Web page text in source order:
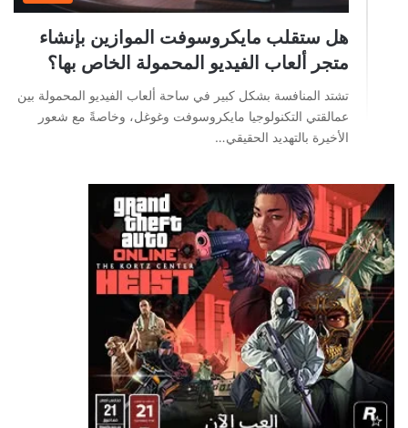
هل ستقلب مايكروسوفت الموازين بإنشاء
متجر ألعاب الفيديو المحمولة الخاص بها؟
تشتد المنافسة بشكل كبير في ساحة ألعاب الفيديو المحمولة بين
عمالقتي التكنولوجيا مايكروسوفت وغوغل، وخاصةً مع شعور
الأخيرة بالتهديد الحقيقي…